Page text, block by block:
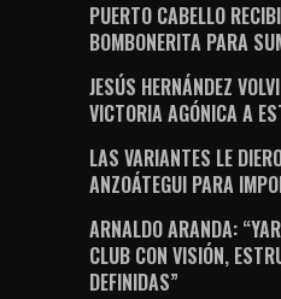
PUERTO CABELLO
BOMBONERITA PARA
JESÚS HERNÁNDEZ
VICTORIA AGÓNICA A
LAS VARIANTES LE
ANZOÁTEGUI PARA
ARNALDO ARANDA:
CLUB CON VISIÓN,
DEFINIDAS”